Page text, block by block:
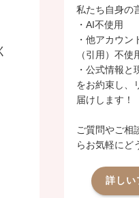
私たち自身の
・AI不使用
・他アカウン
（引用）不使
・公式情報と
をお約束し、
届けします！
ご質問やご相
らお気軽にど
詳しい